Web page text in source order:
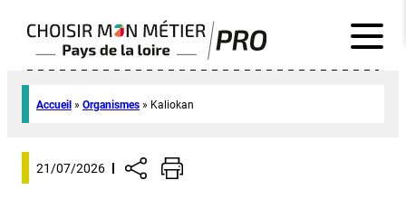
Accueil » Organismes » Kaliokan
21/07/2026